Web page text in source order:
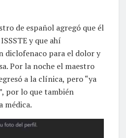
de español agregó que él
y que ahí
diclofenaco para el dolor y
Por la noche el maestro
a la clínica, pero “ya
por lo que también
médica.